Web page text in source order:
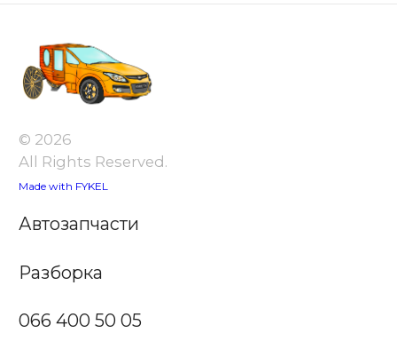
© 2026
All Rights Reserved.
Made with FYKEL
Автозапчасти
Разборка
066 400 50 05